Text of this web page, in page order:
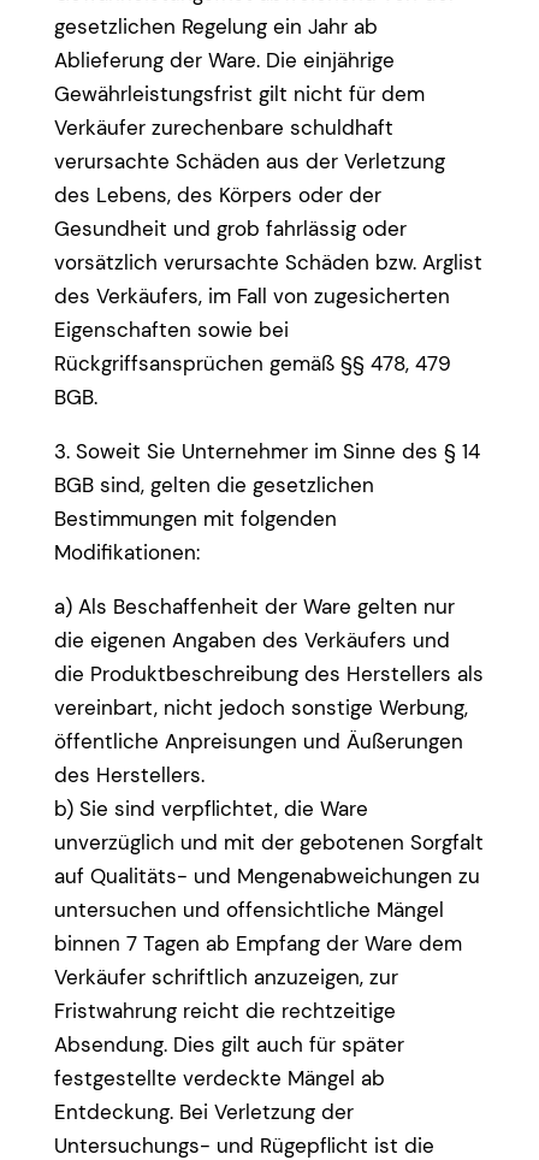
gesetzlichen Regelung ein Jahr ab
Ablieferung der Ware. Die einjährige
Gewährleistungsfrist gilt nicht für dem
Verkäufer zurechenbare schuldhaft
verursachte Schäden aus der Verletzung
des Lebens, des Körpers oder der
Gesundheit und grob fahrlässig oder
vorsätzlich verursachte Schäden bzw. Arglist
des Verkäufers, im Fall von zugesicherten
Eigenschaften sowie bei
Rückgriffsansprüchen gemäß §§ 478, 479
BGB.
3. Soweit Sie Unternehmer im Sinne des § 14
BGB sind, gelten die gesetzlichen
Bestimmungen mit folgenden
Modifikationen:
a) Als Beschaffenheit der Ware gelten nur
die eigenen Angaben des Verkäufers und
die Produktbeschreibung des Herstellers als
vereinbart, nicht jedoch sonstige Werbung,
öffentliche Anpreisungen und Äußerungen
des Herstellers.
b) Sie sind verpflichtet, die Ware
unverzüglich und mit der gebotenen Sorgfalt
auf Qualitäts- und Mengenabweichungen zu
untersuchen und offensichtliche Mängel
binnen 7 Tagen ab Empfang der Ware dem
Verkäufer schriftlich anzuzeigen, zur
Fristwahrung reicht die rechtzeitige
Absendung. Dies gilt auch für später
festgestellte verdeckte Mängel ab
Entdeckung. Bei Verletzung der
Untersuchungs- und Rügepflicht ist die